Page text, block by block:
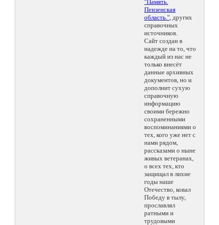
"Память.
Пензенская
область.", других
справочных
источников.
Сайт создан в
надежде на то, что
каждый из нас не
только внесёт
данные архивных
документов, но и
дополнит сухую
справочную
информацию
своими бережно
сохраненными
воспоминаниями о
тех, кого уже нет с
нами рядом,
рассказами о ныне
живых ветеранах,
о всех тех, кто
защищал в лихие
годы наше
Отечество, ковал
Победу в тылу,
прославлял
ратными и
трудовыми